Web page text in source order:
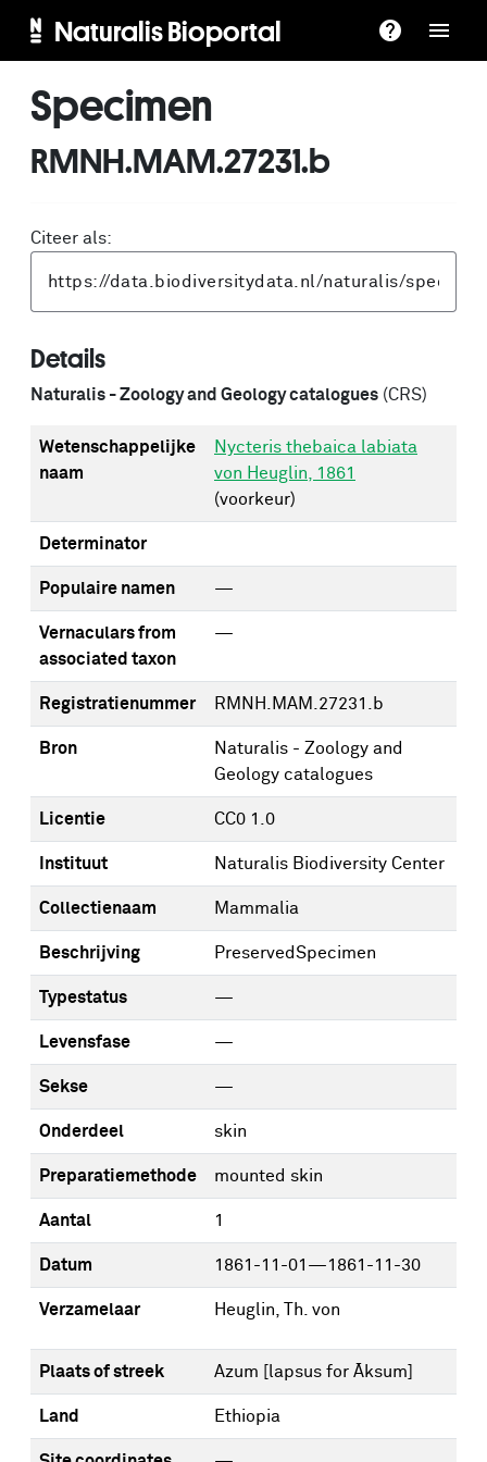
Naturalis Bioportal
Specimen
RMNH.MAM.27231.b
Citeer als:
Details
Naturalis - Zoology and Geology catalogues (CRS)
Wetenschappelijke
naam
Nycteris thebaica labiata
von Heuglin, 1861
(voorkeur)
Determinator
Populaire namen —
Vernaculars from
associated taxon
—
Registratienummer RMNH.MAM.27231.b
Bron
Naturalis - Zoology and
Geology catalogues
Licentie CC0 1.0
Instituut Naturalis Biodiversity Center
Collectienaam Mammalia
Beschrijving PreservedSpecimen
Typestatus —
Levensfase —
Sekse —
Onderdeel skin
Preparatiemethode mounted skin
Aantal 1
Datum 1861-11-01—1861-11-30
Verzamelaar Heuglin, Th. von
Plaats of streek Azum [lapsus for Āksum]
Land Ethiopia